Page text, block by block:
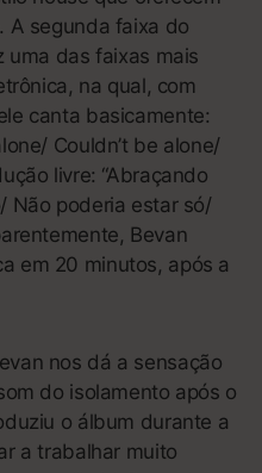
3:36
4:54
Music